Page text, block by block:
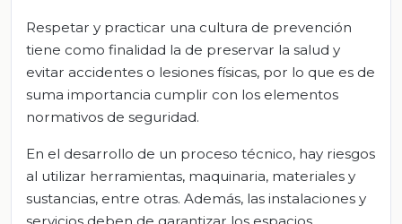
Respetar y practicar una cultura de prevención
tiene como finalidad la de preservar la salud y
evitar accidentes o lesiones físicas, por lo que es de
suma importancia cumplir con los elementos
normativos de seguridad.
En el desarrollo de un proceso técnico, hay riesgos
al utilizar herramientas, maquinaria, materiales y
sustancias, entre otras. Además, las instalaciones y